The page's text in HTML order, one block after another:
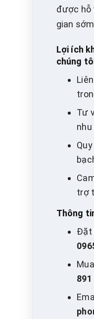
được hỗ
gian
Lợi ích
chúng
Tư
trợ
Thông
Đặt
891